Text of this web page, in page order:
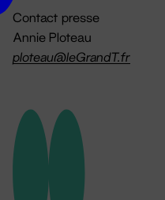
Contact presse
Annie Ploteau
ploteau@leGrandT.fr